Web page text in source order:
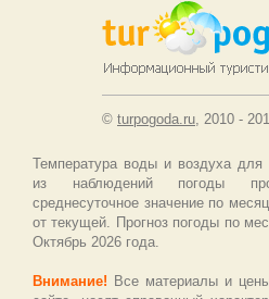
© turpogoda.ru, 2010 -
Температура воды и воздуха для
из наблюдений погоды
среднесуточное значение по
от текущей. Прогноз погоды по
Октябрь 2026 года.
Внимание! Все материалы и